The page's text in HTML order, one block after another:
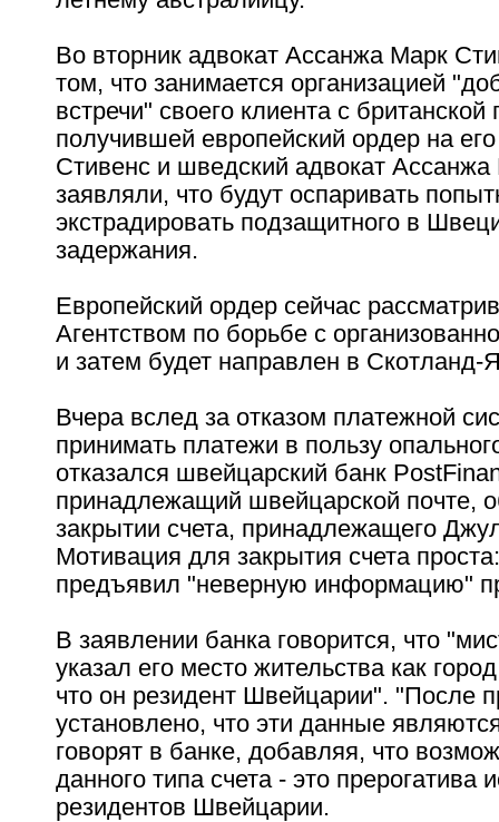
Во вторник адвокат Ассанжа Марк
том, что занимается организацией
встречи" своего клиента с
получившей европейский ордер на
Стивенс и шведский адвокат Ассанжа
заявляли, что будут оспаривать
экстрадировать подзащитного в
задержания.
Европейский ордер сейчас
Агентством по борьбе с
и затем будет направлен в Скотланд-
Вчера вслед за отказом платежной
принимать платежи в пользу
отказался швейцарский банк
принадлежащий швейцарской почте,
закрытии счета, принадлежащего
Мотивация для закрытия счета
предъявил "неверную информацию"
В заявлении банка говорится, что
указал его место жительства как
что он резидент Швейцарии". "После
установлено, что эти данные
говорят в банке, добавляя, что
данного типа счета - это прерогатива
резидентов Швейцарии.